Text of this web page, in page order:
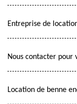
Entreprise de
Nous contacter
Location de benne